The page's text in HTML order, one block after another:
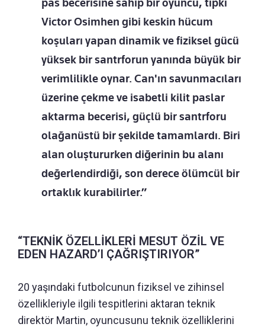
Victor Osimhen gibi keskin hücum
koşuları yapan dinamik ve fiziksel gücü
yüksek bir santrforun yanında büyük bir
verimlilikle oynar. Can'ın savunmacıları
üzerine çekme ve isabetli kilit paslar
aktarma becerisi, güçlü bir santrforu
olağanüstü bir şekilde tamamlardı. Biri
alan oluştururken diğerinin bu alanı
değerlendirdiği, son derece ölümcül bir
ortaklık kurabilirler.”
“TEKNİK ÖZELLİKLERİ MESUT ÖZİL VE
EDEN HAZARD’I ÇAĞRIŞTIRIYOR”
20 yaşındaki futbolcunun fiziksel ve zihinsel
özellikleriyle ilgili tespitlerini aktaran teknik
direktör Martin, oyuncusunu teknik özelliklerini